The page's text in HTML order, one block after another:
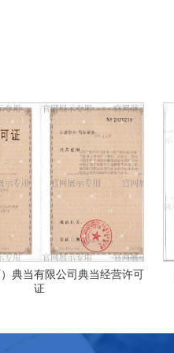
典当有限公司典当经营许可
证